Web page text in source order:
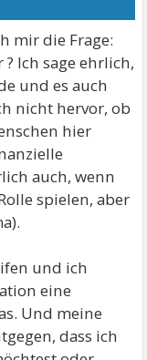
mir die Frage:
Ich sage ehrlich,
und es auch
nicht hervor, ob
hier
auch, wenn
spielen, aber
und ich
eine
Und meine
dass ich